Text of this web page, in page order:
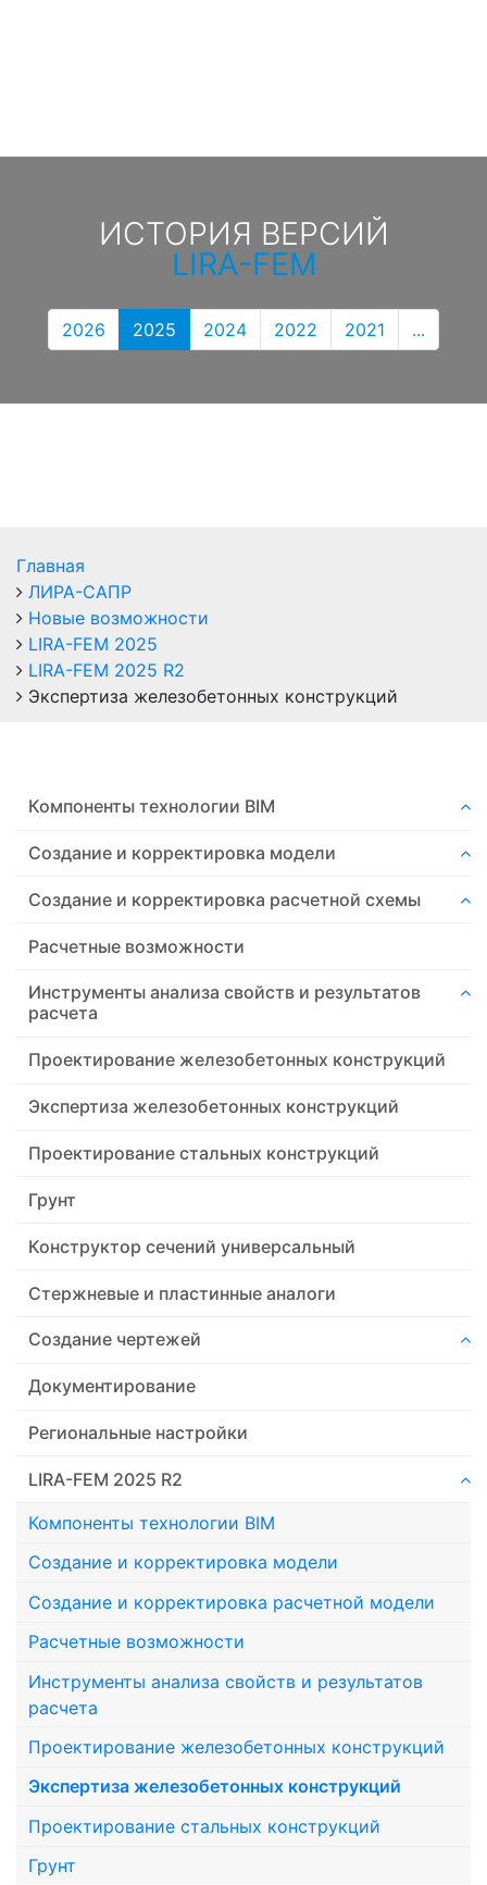
ИСТОРИЯ ВЕРСИЙ
LIRA-FEM
2026 2025 2024 2022 2021 ...
Главная
ЛИРА-САПР
Новые возможности
LIRA-FEM 2025
LIRA-FEM 2025 R2
Экспертиза железобетонных конструкций
Компоненты технологии ВIM
Создание и корректировка модели
Создание и корректировка расчетной схемы
Расчетные возможности
Инструменты анализа свойств и результатов
расчета
Проектирование железобетонных конструкций
Экспертиза железобетонных конструкций
Проектирование стальных конструкций
Грунт
Конструктор сечений универсальный
Стержневые и пластинные аналоги
Создание чертежей
Документирование
Региональные настройки
LIRA-FEM 2025 R2
Компоненты технологии ВIM
Создание и корректировка модели
Создание и корректировка расчетной модели
Расчетные возможности
Инструменты анализа свойств и результатов
расчета
Проектирование железобетонных конструкций
Экспертиза железобетонных конструкций
Проектирование стальных конструкций
Грунт